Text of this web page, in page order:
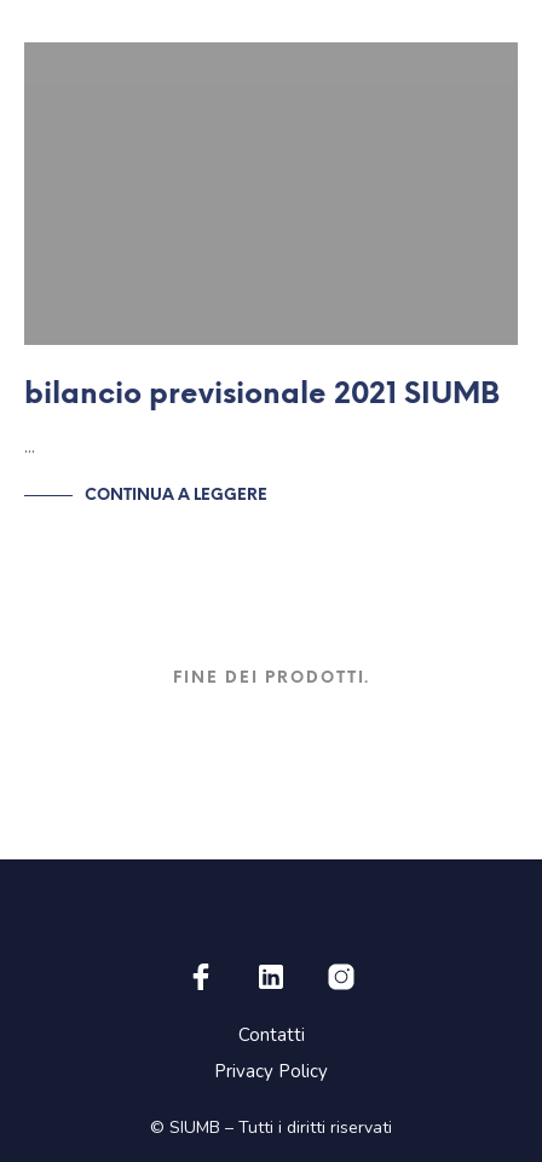
bilancio previsionale 2021 SIUMB
…
CONTINUA A LEGGERE
FINE DEI PRODOTTI.
Contatti
Privacy Policy
© SIUMB – Tutti i diritti riservati